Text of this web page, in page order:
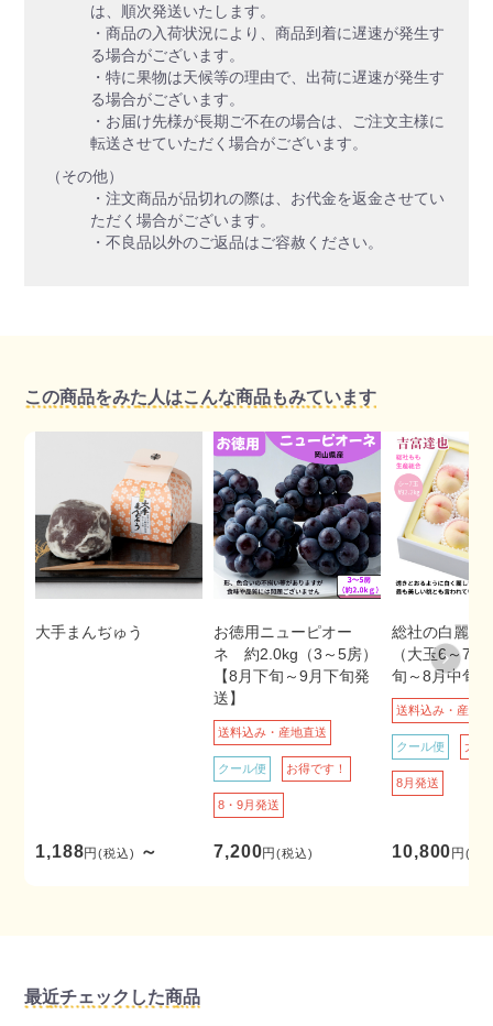
は、順次発送いたします。
・商品の入荷状況により、商品到着に遅速が発生す
る場合がございます。
・特に果物は天候等の理由で、出荷に遅速が発生す
る場合がございます。
・お届け先様が長期ご不在の場合は、ご注文主様に
転送させていただく場合がございます。
（その他）
・注文商品が品切れの際は、お代金を返金させてい
ただく場合がございます。
・不良品以外のご返品はご容赦ください。
この商品をみた人はこんな商品もみています
大手まんぢゅう
1,188円(税込) ～
お徳用ニューピオー
ネ 約2.0kg（3～5房）
【8月下旬～9月下旬発
送】
送料込み・産地直送
クール便 お得です！
8・9月発送
7,200円(税込)
総社の白麗
（大玉6～7
旬～8月中旬
送料込み・産地
クール便 大玉
8月発送
10,800円(税
最近チェックした商品